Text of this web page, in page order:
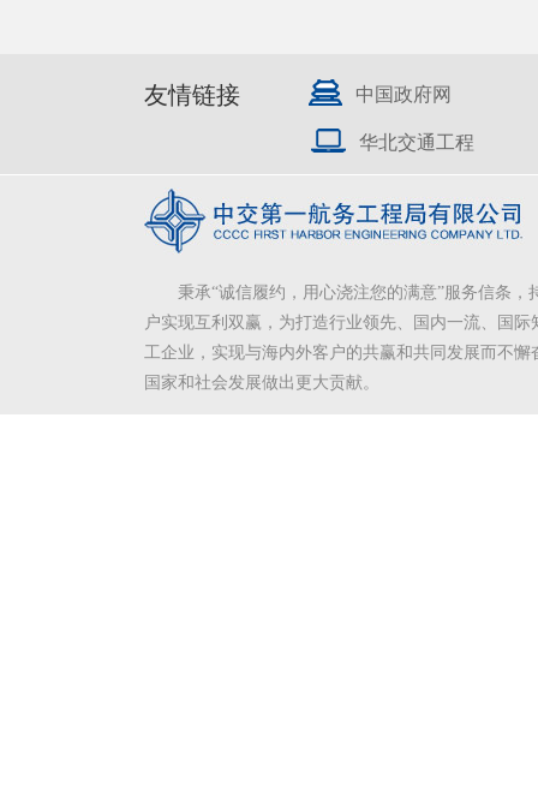
友情链接 中国政府网
华北交通工程
秉承“诚信履约，用心浇注您的满意”服务信条，
户实现互利双赢，为打造行业领先、国内一流、国际
工企业，实现与海内外客户的共赢和共同发展而不懈
国家和社会发展做出更大贡献。